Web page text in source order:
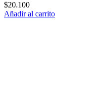
$20.100
Añadir al carrito